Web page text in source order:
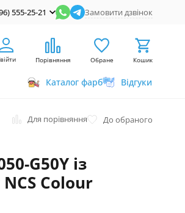
555-25-21 Замовити дзвінок
Порівняння Обране Кошик
Каталог фарб Відгуки
Для порівняння До обраного
G50Y із
Colour